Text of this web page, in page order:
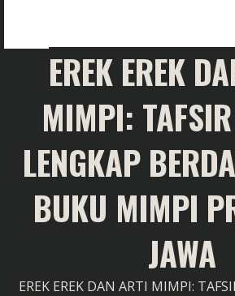
EREK EREK
MIMPI:
LENGKAP
BUKU MIMPI
JAWA
EREK EREK DAN ARTI MIMPI: